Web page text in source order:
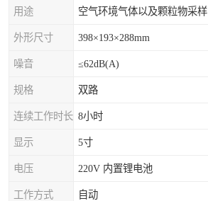
用途 空气环境气体以及颗粒物采样
外形尺寸 398×193×288mm
噪音 ≤62dB(A)
规格 双路
连续工作时长 8小时
显示 5寸
电压 220V 内置锂电池
工作方式 自动